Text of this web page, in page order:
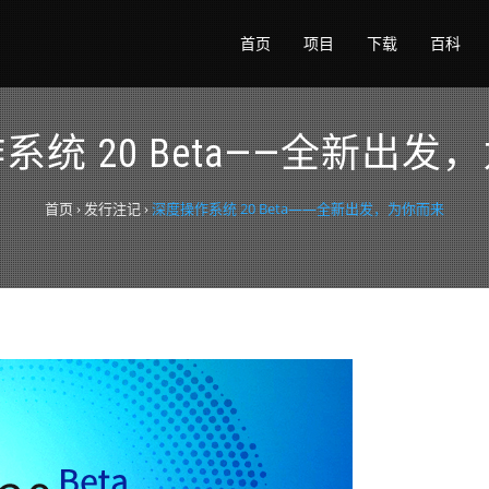
首页 项目 下载 百科
统 20 Beta——全新出发
首页› 发行注记› 深度操作系统 20 Beta——全新出发，为你而来